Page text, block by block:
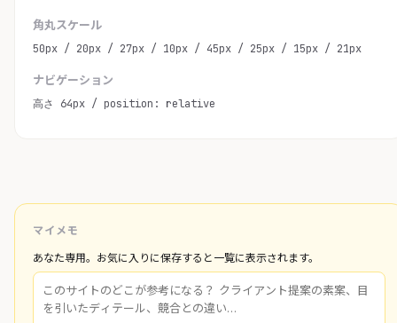
角丸スケール
50px / 20px / 27px / 10px / 45px / 25px / 15px / 21px
ナビゲーション
高さ 64px / position: relative
マイメモ
あなた専用。お気に入りに保存すると一覧に表示されます。